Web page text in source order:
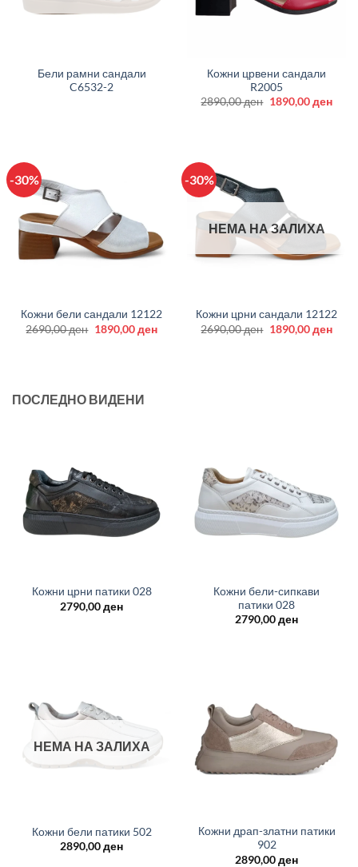
Бели рамни сандали
C6532-2
Кожни црвени сандали
R2005
2890,00ден Original
1890,00ден
-30%
Кожни бели сандали 12122
2690,00ден Original
1890,00денCurrent
-30%
НЕМА НА ЗАЛИХА
Кожни црни сандали 12122
2690,00ден Original
1890,00ден
ПОСЛЕДНО ВИДЕНИ
Кожни црни патики 028
2790,00ден
Кожни бели-сипкави
патики 028
2790,00ден
НЕМА НА ЗАЛИХА
Кожни бели патики 502
2890,00ден
Кожни драп-златни патики
902
2890,00ден